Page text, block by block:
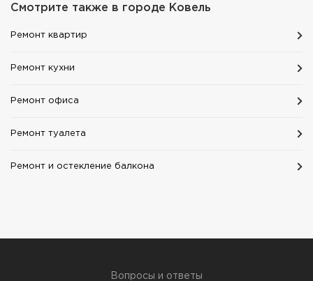
Смотрите также в городе Ковель
Ремонт квартир
Ремонт кухни
Ремонт офиса
Ремонт туалета
Ремонт и остекление балкона
Вопросы и ответы